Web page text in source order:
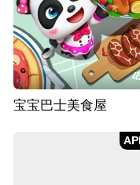
宝宝巴士美食屋